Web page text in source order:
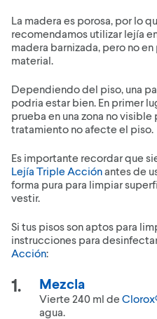
La madera es porosa, por lo
recomendamos utilizar lejía
madera barnizada, pero no
material.
Dependiendo del piso, una
podria estar bien. En primer
prueba en una zona no
tratamiento no afecte el piso.
Es importante recordar que
Lejía Triple Acciónantes de
forma pura para limpiar
vestir.
Si tus pisos son aptos para
instrucciones para
Acción:
Mezcla
Vierte 240 ml de
agua.